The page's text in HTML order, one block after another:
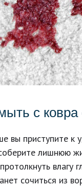
с
вы приступите к
лишнюю
влагу
сочиться из